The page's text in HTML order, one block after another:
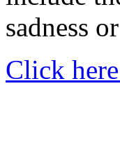
sadness
Click